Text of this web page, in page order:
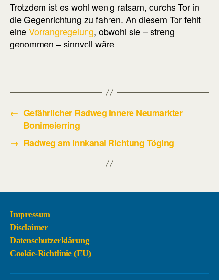
Trotzdem ist es wohl wenig ratsam, durchs Tor in
die Gegenrichtung zu fahren. An diesem Tor fehlt
eineVorrangregelung, obwohl sie – streng
genommen – sinnvoll wäre.
← Gefährlicher Radweg Innere Neumarkter
Bonimeierring
→ Radweg am Innkanal Richtung Töging
Impressum
Disclaimer
Datenschutzerklärung
Cookie-Richtlinie (EU)